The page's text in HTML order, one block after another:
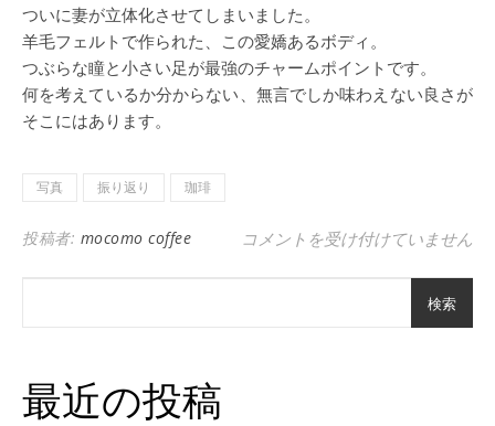
ついに妻が立体化させてしまいました。
羊毛フェルトで作られた、この愛嬌あるボディ。
つぶらな瞳と小さい足が最強のチャームポイントです。
何を考えているか分からない、無言でしか味わえない良さが
そこにはあります。
写真 振り返り 珈琲
投稿者: mocomo coffee 夏も終わりが近くなった日のこと
コメントを受け付けていません
検索
最近の投稿